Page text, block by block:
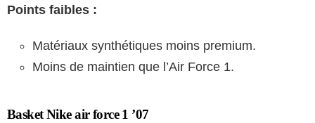
Points faibles :
Matériaux synthétiques moins premium.
Moins de maintien que l’Air Force 1.
Basket Nike air force 1 ’07